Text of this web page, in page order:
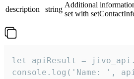
description
string
Additional
set with
let apiResult =
console.log('Name: ',